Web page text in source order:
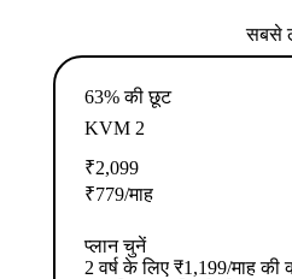
सबसे
63% की छूट
KVM 2
₹2,099
₹779/माह
प्लान चुनें
2 वर्ष के लिए ₹1,199/माह की